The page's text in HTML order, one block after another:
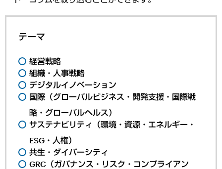
テーマ
経営戦略
組織・人事戦略
デジタルイノベーション
国際（グローバルビジネス・開発支援・国際戦
略・グローバルヘルス）
サステナビリティ（環境・資源・エネルギー・
ESG・人権）
共生・ダイバーシティ
GRC（ガバナンス・リスク・コンプライアン